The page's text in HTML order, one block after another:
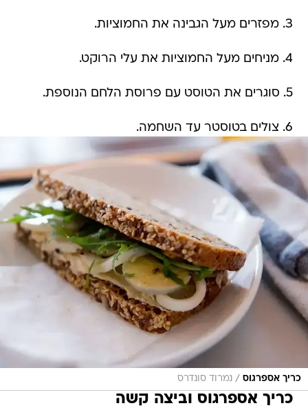
3. מפזרים מעל הגבינה את החמוציות.
4. מניחים מעל החמוציות את עלי הרוקט.
5. סוגרים את הטוסט עם פרוסת הלחם הנוספת.
6. צולים בטוסטר עד השחמה.
כריך אספרגוס / נמרוד סונדרס
כריך אספרגוס וביצה קשה